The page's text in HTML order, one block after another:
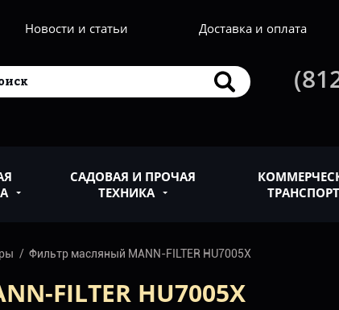
Новости и статьи Доставка и оплата
САДОВАЯ И ПРОЧАЯ
ТЕХНИКА
ТРАНСПОРТ
Фильтр масляный MANN-FILTER HU7005X
FILTER HU7005X